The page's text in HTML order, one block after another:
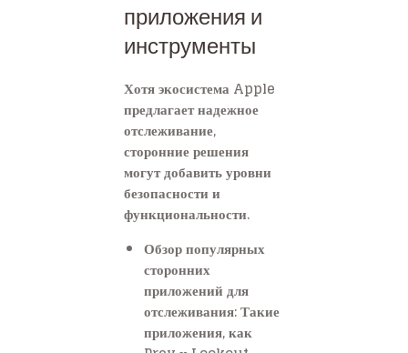
приложения и
инструменты
Хотя экосистема Apple
предлагает надежное
отслеживание,
сторонние решения
могут добавить уровни
безопасности и
функциональности.
Обзор популярных
сторонних
приложений для
отслеживания: Такие
приложения, как